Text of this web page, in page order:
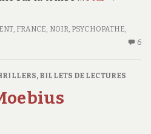
, FRANCE, NOIR, PSYCHOPATHE,
6
, BILLETS DE LECTURES